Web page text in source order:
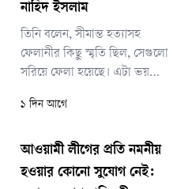
নাহিদ ইসলাম
তিনি বলেন, সীমান্ত হত্যাসহ
ফেলানীর কিছু স্মৃতি ছিল, সেগুলো
সরিয়ে ফেলা হয়েছে। এটা ভয়
জানা নেই। সরিয়ে দিয়ে তারা
বোঝাচ্ছে। কিন্তু এখানে আপসের
কিছু নেই। আপস করে স্বাধীনতা-
১ দিন আগে
আওয়ামী লীগের প্রতি নমনীয়
হওয়ার কোনো সুযোগ নেই: